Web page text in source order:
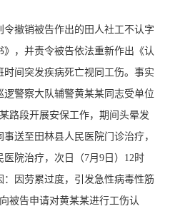
撤销被告作出的田人社工不认字
》，并责令被告依法重新作出《认
间突发疾病死亡视同工伤。事实
警察大队辅警黄某某同志受单位
路段开展安保工作，期间头晕发
送至田林县人民医院门诊治疗，
院治疗，次日（7月9日）12时
因劳累过度，引发急性病毒性筋
被告申请对黄某某进行工伤认